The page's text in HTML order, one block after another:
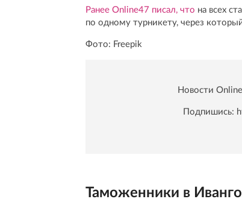
Ранее Online47 писал, что на всех
по одному турникету, через
Фото: Freepik
Новости
Подпишись:
Таможенники в